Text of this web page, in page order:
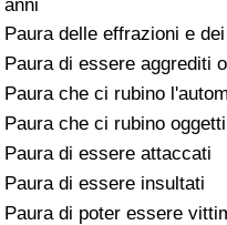
anni
Paura delle effrazioni e
Paura di essere aggrediti
Paura che ci rubino
Paura che ci rubino
Paura di essere attaccati
Paura di essere insultati
Paura di poter essere
Indice di criminalità per
Assistenza Sanitaria
Indice dell’Assistenza
Indice dell’Assistenza